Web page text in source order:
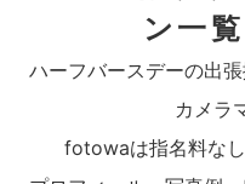
ン一覧
ハーフバースデーの出
カメラ
fotowaは指名料な